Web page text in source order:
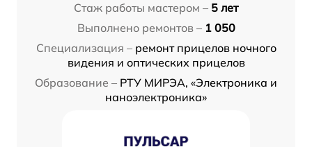
Стаж работы мастером – 5 лет
Выполнено ремонтов – 1 050
Специализация – ремонт прицелов ночного
видения и оптических прицелов
Образование – РТУ МИРЭА, «Электроника и
наноэлектроника»